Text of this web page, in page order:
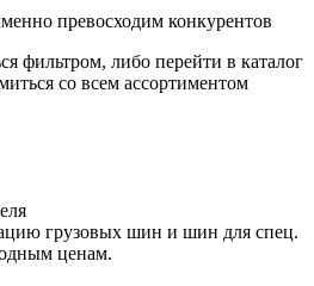
превосходим конкурентов
фильтром, либо перейти в каталог
со всем ассортиментом
грузовых шин и шин для спец.
ценам.